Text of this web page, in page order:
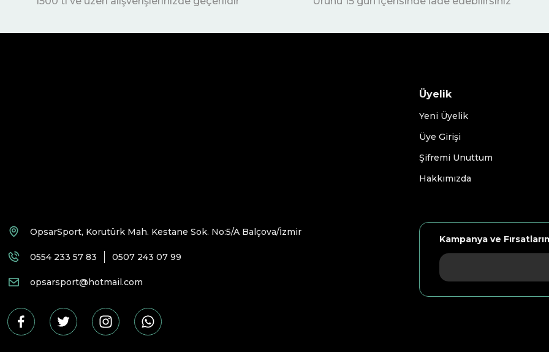
OpsarSport, Korutürk Mah. Kestane Sok. No:5/A Balçova/İzmir
0554 233 57 83 0507 243 07 99
opsarsport@hotmail.com
Üyelik
Yeni Üyelik
Üye Girişi
Şifremi Unuttum
Hakkımızda
Kampanya ve